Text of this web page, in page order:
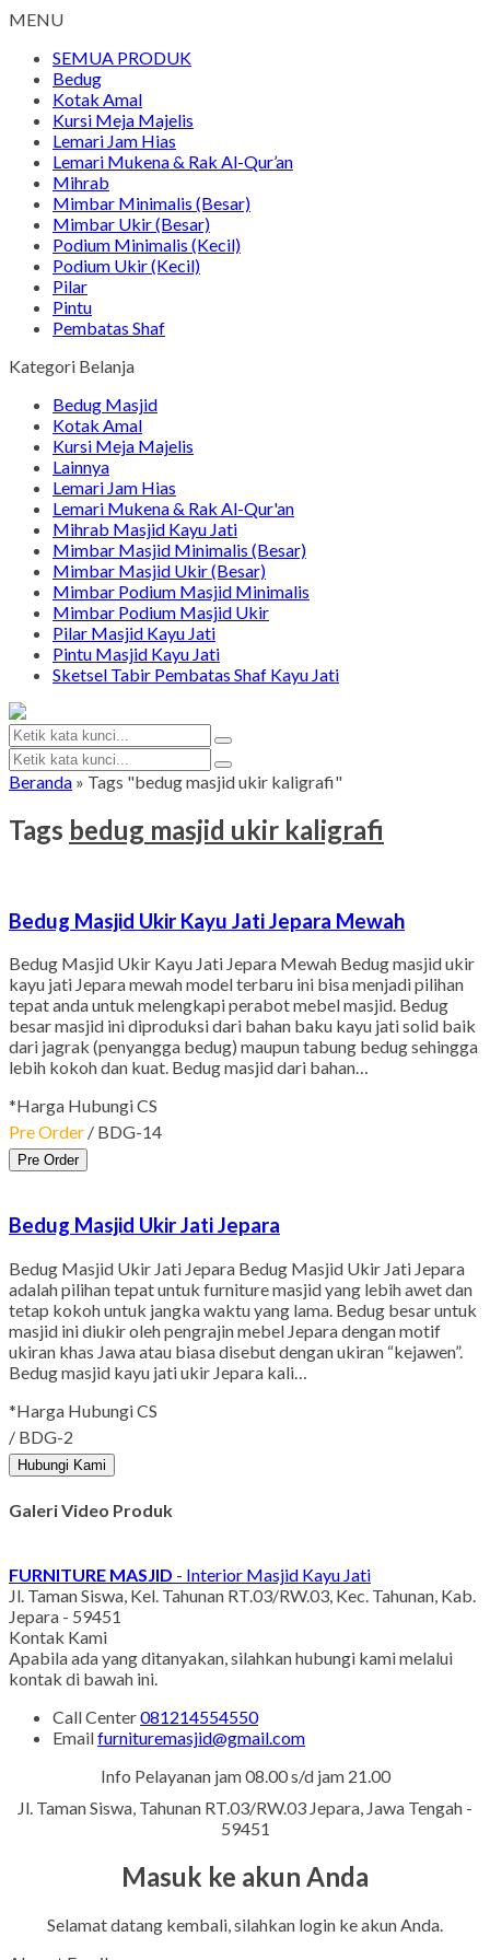
MENU
SEMUA PRODUK
Bedug
Kotak Amal
Kursi Meja Majelis
Lemari Jam Hias
Lemari Mukena & Rak Al-Qur’an
Mihrab
Mimbar Minimalis (Besar)
Mimbar Ukir (Besar)
Podium Minimalis (Kecil)
Podium Ukir (Kecil)
Pilar
Pintu
Pembatas Shaf
Kategori Belanja
Bedug Masjid
Kotak Amal
Kursi Meja Majelis
Lainnya
Lemari Jam Hias
Lemari Mukena & Rak Al-Qur'an
Mihrab Masjid Kayu Jati
Mimbar Masjid Minimalis (Besar)
Mimbar Masjid Ukir (Besar)
Mimbar Podium Masjid Minimalis
Mimbar Podium Masjid Ukir
Pilar Masjid Kayu Jati
Pintu Masjid Kayu Jati
Sketsel Tabir Pembatas Shaf Kayu Jati
Beranda » Tags "bedug masjid ukir kaligrafi"
Tags bedug masjid ukir kaligrafi
Bedug Masjid Ukir Kayu Jati Jepara Mewah
Bedug Masjid Ukir Kayu Jati Jepara Mewah Bedug masjid ukir
kayu jati Jepara mewah model terbaru ini bisa menjadi pilihan
tepat anda untuk melengkapi perabot mebel masjid. Bedug
besar masjid ini diproduksi dari bahan baku kayu jati solid baik
dari jagrak (penyangga bedug) maupun tabung bedug sehingga
lebih kokoh dan kuat. Bedug masjid dari bahan…
*Harga Hubungi CS
Pre Order / BDG-14
Pre Order
Bedug Masjid Ukir Jati Jepara
Bedug Masjid Ukir Jati Jepara Bedug Masjid Ukir Jati Jepara
adalah pilihan tepat untuk furniture masjid yang lebih awet dan
tetap kokoh untuk jangka waktu yang lama. Bedug besar untuk
masjid ini diukir oleh pengrajin mebel Jepara dengan motif
ukiran khas Jawa atau biasa disebut dengan ukiran “kejawen”.
Bedug masjid kayu jati ukir Jepara kali…
*Harga Hubungi CS
/ BDG-2
Hubungi Kami
Galeri Video Produk
FURNITURE MASJID - Interior Masjid Kayu Jati
Jl. Taman Siswa, Kel. Tahunan RT.03/RW.03, Kec. Tahunan, Kab.
Jepara - 59451
Kontak Kami
Apabila ada yang ditanyakan, silahkan hubungi kami melalui
kontak di bawah ini.
Call Center081214554550
Emailfurnituremasjid@gmail.com
Info Pelayanan jam 08.00 s/d jam 21.00
Jl. Taman Siswa, Tahunan RT.03/RW.03 Jepara, Jawa Tengah -
59451
Masuk ke akun Anda
Selamat datang kembali, silahkan login ke akun Anda.